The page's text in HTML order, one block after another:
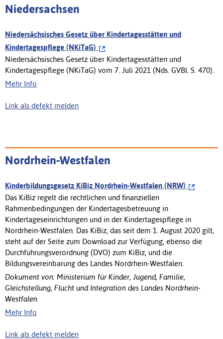
Niedersachsen
Niedersächsisches Gesetz über Kindertagesstätten und
Kindertagespflege (NKiTaG)
Niedersächsisches Gesetz über Kindertagesstätten und
Kindertagespflege (NKiTaG) vom 7. Juli 2021 (Nds. GVBl. S. 470).
Mehr Info
Link als defekt melden
Nordrhein-Westfalen
Kinderbildungsgesetz KiBiz Nordrhein-Westfalen (NRW)
Das KiBiz regelt die rechtlichen und finanziellen
Rahmenbedingungen der Kindertagesbetreuung in
Kindertageseinrichtungen und in der Kindertagespflege in
Nordrhein-Westfalen. Das KiBiz, das seit dem 1. August 2020 gilt,
steht auf der Seite zum Download zur Verfügung, ebenso die
Durchführungsverordnung (DVO) zum KiBiz, und die
Bildungsvereinbarung des Landes Nordrhein-Westfalen.
Dokument von: Ministerium für Kinder, Jugend, Familie,
Gleichstellung, Flucht und Integration des Landes Nordrhein-
Westfalen
Mehr Info
Link als defekt melden